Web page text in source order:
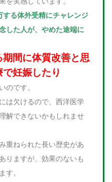
る体外受精にチャレンジ
した人が、やめた途端に
間に体質改善と思
妊娠したり
のです。
は欠けるので、西洋医学
解できないかもしれませ
重ねられた長い歴史があ
りますが、効果のないも
す。